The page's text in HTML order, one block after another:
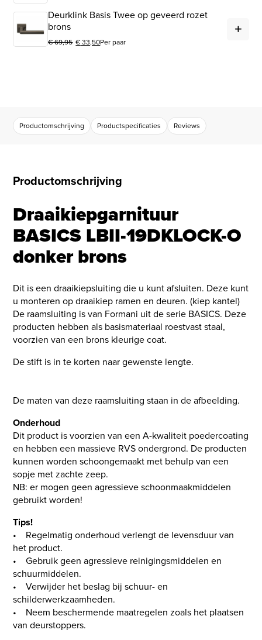
Deurklink Basis Twee op geveerd rozet
brons
€69,95
Oorspronkelijke prijs was: € 69,95.
€33,50
Huidige prijs is: € 33,50.
Per paar
Productomschrijving Productspecificaties Reviews
Productomschrijving
Draaikiepgarnituur
BASICS LBII-19DKLOCK-O
donker brons
Dit is een draaikiepsluiting die u kunt afsluiten. Deze kunt
u monteren op draaikiep ramen en deuren. (kiep kantel)
De raamsluiting is van Formani uit de serie BASICS. Deze
producten hebben als basismateriaal roestvast staal,
voorzien van een brons kleurige coat.
De stift is in te korten naar gewenste lengte.
De maten van deze raamsluiting staan in de afbeelding.
Onderhoud
Dit product is voorzien van een A-kwaliteit poedercoating
en hebben een massieve RVS ondergrond. De producten
kunnen worden schoongemaakt met behulp van een
sopje met zachte zeep.
NB: er mogen geen agressieve schoonmaakmiddelen
gebruikt worden!
Tips!
• Regelmatig onderhoud verlengt de levensduur van
het product.
• Gebruik geen agressieve reinigingsmiddelen en
schuurmiddelen.
• Verwijder het beslag bij schuur- en
schilderwerkzaamheden.
• Neem beschermende maatregelen zoals het plaatsen
van deurstoppers.